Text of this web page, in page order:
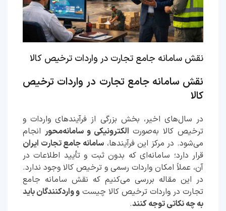
نقش سامانه جامع تجارت در واردات ترخیص کالا
نقش سامانه جامع تجارت در واردات ترخیص
کالا
در سال‌های اخیر، بخش بزرگی از فرآیندهای واردات و
ترخیص کالا به‌صورت الکترونیکی و سامانه‌محور انجام
می‌شود. در مرکز این فرآیندها،سامانه جامع تجارت ایران
قرار دارد؛ سامانه‌ای که بدون ثبت و تأیید اطلاعات در
آن، عملاً امکان واردات رسمی و ترخیص کالا وجود ندارد.
در این مقاله بررسی می‌کنیم که نقش سامانه جامع
تجارت در واردات ترخیص کالا چیست و واردکنندگان باید
به چه نکاتی توجه کنند.